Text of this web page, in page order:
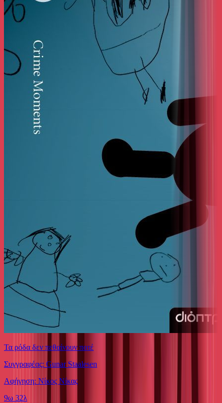
Τα ρόδα δεν πεθαίνουν ποτέ
Συγγραφέας: Gunar Staalesen
Αφήγηση: Νίκος Νίκας
9ω 32λ